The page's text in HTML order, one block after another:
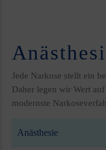
Jede Narkose stellt ein
Daher legen wir Wert
modernste
Anästhesie